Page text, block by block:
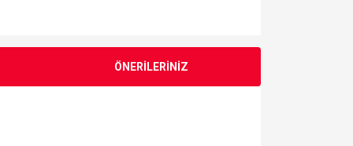
ÖNERİLERİNİZ